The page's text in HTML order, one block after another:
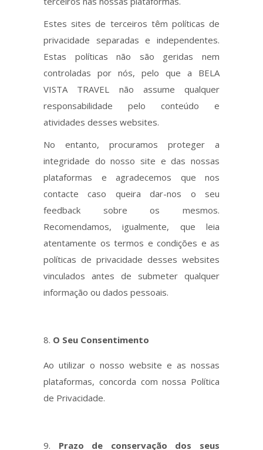
Estes sites de terceiros têm políticas de
privacidade separadas e independentes.
Estas políticas não são geridas nem
controladas por nós, pelo que a BELA
VISTA TRAVEL não assume qualquer
responsabilidade pelo conteúdo e
atividades desses websites.
No entanto, procuramos proteger a
integridade do nosso site e das nossas
plataformas e agradecemos que nos
contacte caso queira dar-nos o seu
feedback sobre os mesmos.
Recomendamos, igualmente, que leia
atentamente os termos e condições e as
políticas de privacidade desses websites
vinculados antes de submeter qualquer
informação ou dados pessoais.
O Seu Consentimento
Ao utilizar o nosso website e as nossas
plataformas, concorda com nossa Política
de Privacidade.
Prazo de conservação dos seus